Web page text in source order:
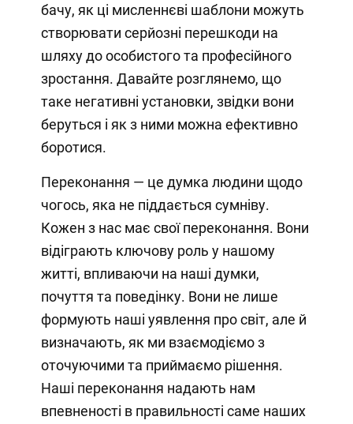
бачу, як ці мисленнєві шаблони можуть
створювати серйозні перешкоди на
шляху до особистого та професійного
зростання. Давайте розглянемо, що
таке негативні установки, звідки вони
беруться і як з ними можна ефективно
боротися.
Переконання — це думка людини щодо
чогось, яка не піддається сумніву.
Кожен з нас має свої переконання. Вони
відіграють ключову роль у нашому
житті, впливаючи на наші думки,
почуття та поведінку. Вони не лише
формують наші уявлення про світ, але й
визначають, як ми взаємодіємо з
оточуючими та приймаємо рішення.
Наші переконання надають нам
впевненості в правильності саме наших